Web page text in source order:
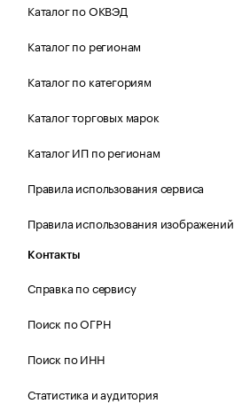
Каталог по ОКВЭД
Каталог по регионам
Каталог по категориям
Каталог торговых марок
Каталог ИП по регионам
Правила использования сервиса
Правила использования изображений
Контакты
Справка по сервису
Поиск по ОГРН
Поиск по ИНН
Статистика и аудитория